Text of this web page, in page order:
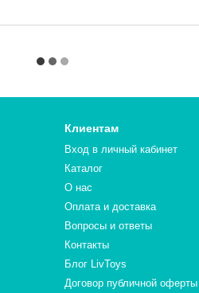
Клиентам
Вход в личный кабинет
Каталог
О нас
Оплата и доставка
Вопросы и ответы
Контакты
Блог LivToys
​​​​​​​Договор публичной оферты